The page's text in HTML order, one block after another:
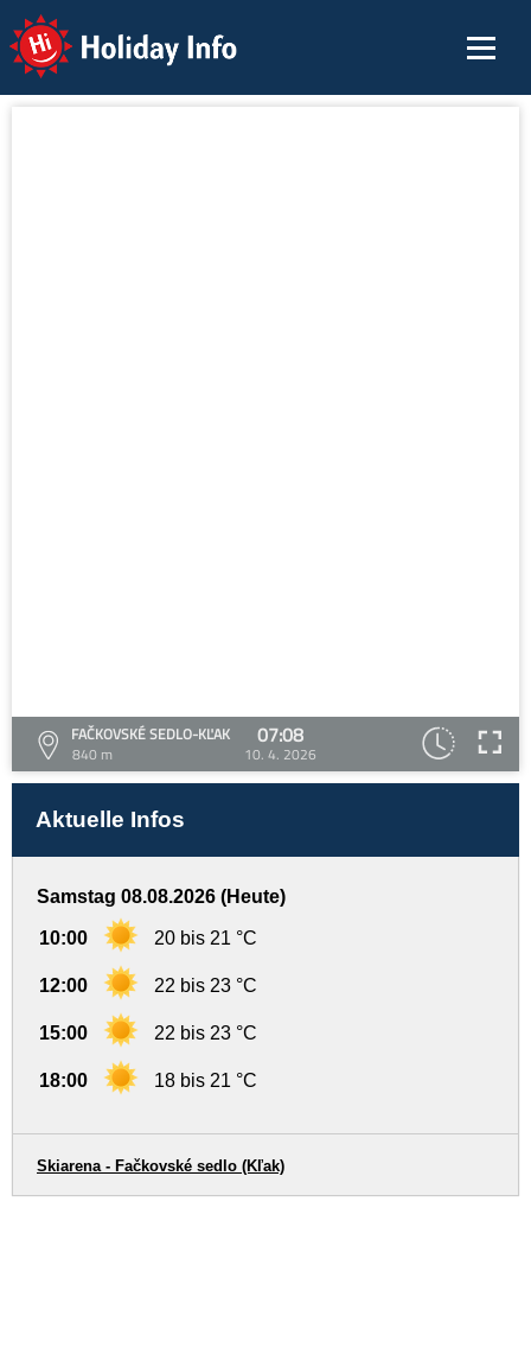
Holiday Info
FAČKOVSKÉ SEDLO-KĽAK
840 m
07:08
10. 4. 2026
Aktuelle Infos
Samstag 08.08.2026 (Heute)
10:00 20 bis 21 °C
12:00 22 bis 23 °C
15:00 22 bis 23 °C
18:00 18 bis 21 °C
Skiarena - Fačkovské sedlo (Kľak)